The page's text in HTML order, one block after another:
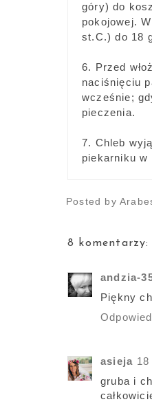
góry) do
pokojowej.
st.C.) do 18
6. Przed
naciśnięciu
wcześnie;
pieczenia.
7. Chleb
piekarniku w
Posted by
8 komentarzy:
andzia-
Piękny
asieja
gruba i